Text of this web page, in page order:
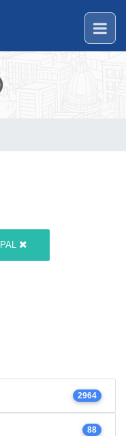
2964
88